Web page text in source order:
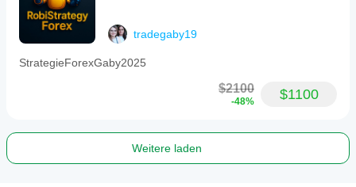
tradegaby19
StrategieForexGaby2025
$2100
-48% $1100
Weitere laden